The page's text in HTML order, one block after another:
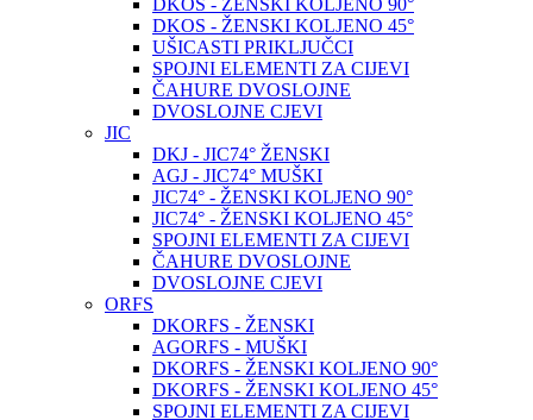
DKOS - ŽENSKI KOLJENO 90°
DKOS - ŽENSKI KOLJENO 45°
UŠICASTI PRIKLJUČCI
SPOJNI ELEMENTI ZA CIJEVI
ČAHURE DVOSLOJNE
DVOSLOJNE CJEVI
JIC
DKJ - JIC74° ŽENSKI
AGJ - JIC74° MUŠKI
JIC74° - ŽENSKI KOLJENO 90°
JIC74° - ŽENSKI KOLJENO 45°
SPOJNI ELEMENTI ZA CIJEVI
ČAHURE DVOSLOJNE
DVOSLOJNE CJEVI
ORFS
DKORFS - ŽENSKI
AGORFS - MUŠKI
DKORFS - ŽENSKI KOLJENO 90°
DKORFS - ŽENSKI KOLJENO 45°
SPOJNI ELEMENTI ZA CIJEVI